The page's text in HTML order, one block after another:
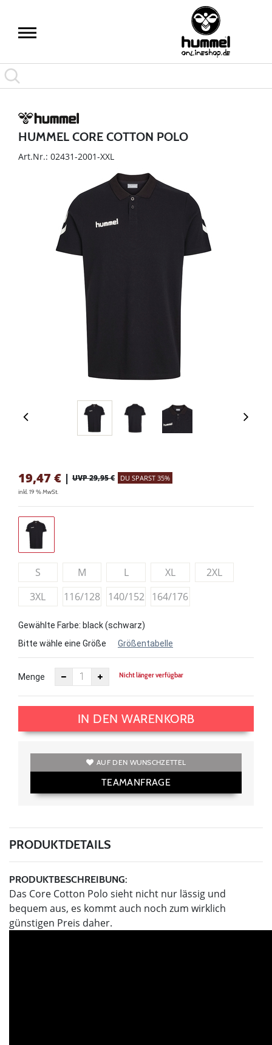
HUMMEL CORE COTTON POLO
Art.Nr.: 02431-2001-XXL
19,47 € | UVP 29,95 € DU SPARST 35%
inkl. 19 % MwSt.
S M L XL
2XL
3XL
116/128 140/152 164/176
Gewählte Farbe: black (schwarz)
Bitte wähle eine Größe
Größentabelle
Menge Nicht länger verfügbar
IN DEN WARENKORB
AUF DEN WUNSCHZETTEL
TEAMANFRAGE
PRODUKTDETAILS
PRODUKTBESCHREIBUNG:
Das Core Cotton Polo sieht nicht nur lässig und
bequem aus, es kommt auch noch zum wirklich
günstigen Preis daher.